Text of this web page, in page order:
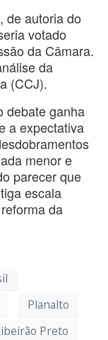
de autoria do
votado
da Câmara.
da
(CCJ).
debate ganha
a expectativa
menor e
parecer que
escala
da
Planalto
Preto